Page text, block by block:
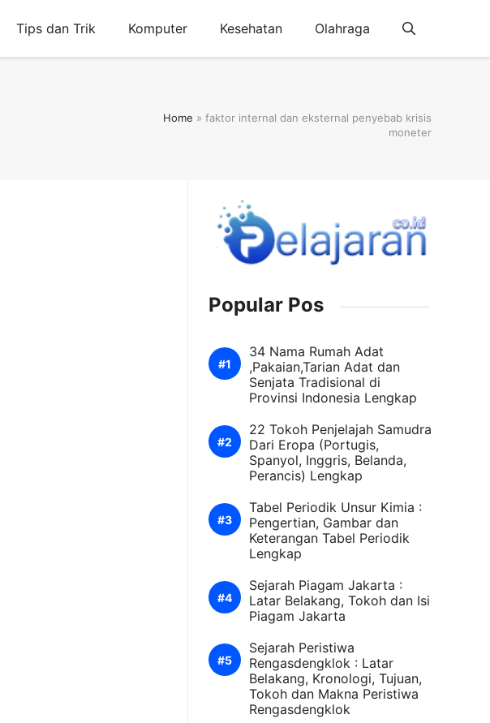
Tips dan Trik Komputer Kesehatan Olahraga
Home » faktor internal dan eksternal penyebab krisis
moneter
Popular Pos
34 Nama Rumah Adat
,Pakaian,Tarian Adat dan
Senjata Tradisional di
Provinsi Indonesia Lengkap
22 Tokoh Penjelajah Samudra
Dari Eropa (Portugis,
Spanyol, Inggris, Belanda,
Perancis) Lengkap
Tabel Periodik Unsur Kimia :
Pengertian, Gambar dan
Keterangan Tabel Periodik
Lengkap
Sejarah Piagam Jakarta :
Latar Belakang, Tokoh dan Isi
Piagam Jakarta
Sejarah Peristiwa
Rengasdengklok : Latar
Belakang, Kronologi, Tujuan,
Tokoh dan Makna Peristiwa
Rengasdengklok